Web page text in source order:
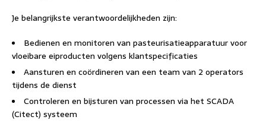
Je belangrijkste verantwoordelijkheden zijn:
Bedienen en monitoren van pasteurisatieapparatuur voor
vloeibare eiproducten volgens klantspecificaties
Aansturen en coördineren van een team van 2 operators
tijdens de dienst
Controleren en bijsturen van processen via het SCADA
(Citect) systeem